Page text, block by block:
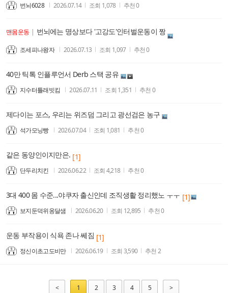
번뇌6028 2026.07.14 조회 1,078 추천0
맨몸운동 | 번뇌에는 명상보다 '고강도'인터벌운동이 짱
조세피나왕자 2026.07.13 조회 1,097 추천0
40만 틱톡 인플루언서 Derb 스택 공유
지수터틀래빗킴 2026.07.11 조회 1,351 추천 0
제다이는 포스, 우리는 위즈덤 그리고 광선검은 농구
석가모닝빵 2026.07.04 조회 1,081 추천0
같은 동양인이지만은. [1]
단두리치킨 2026.06.22 조회 4,218 추천0
3대 400 몸 수준...야쿠자 출신인데 조직생활 정리했노 ㅜㅜ [1]
보지둔덕위옹달샘 2026.06.20 조회 12,895 추천0
운동 부작용이 식욕 존나 쎄짐 [1]
정신이초고도비만 2026.06.19 조회 3,590 추천 2
< 1 2 3 4 5 >